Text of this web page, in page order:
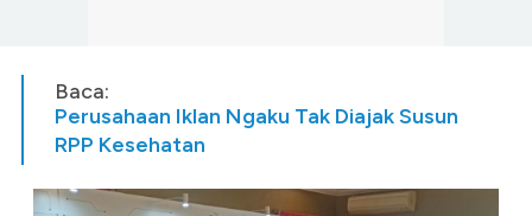
Baca:
Perusahaan Iklan Ngaku Tak Diajak Susun
RPP Kesehatan